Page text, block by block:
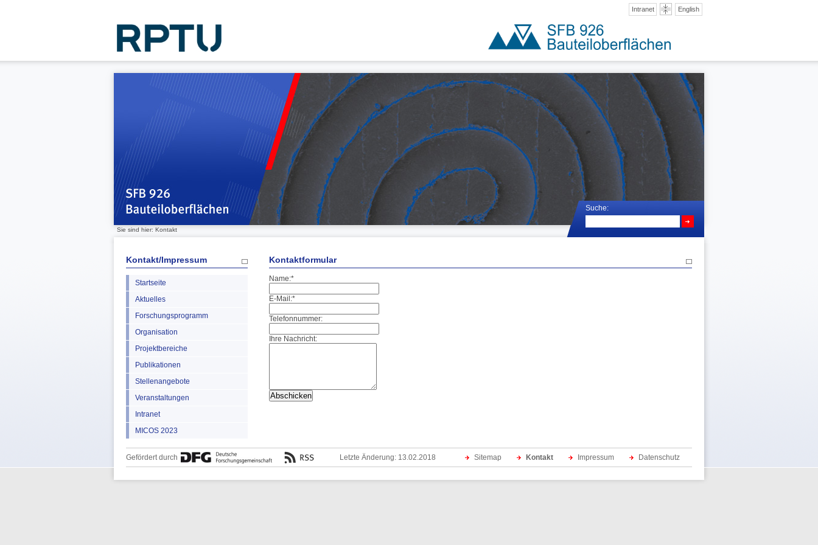
English
Intranet
Suche:
Sie sind hier: Kontakt
Kontakt/Impressum
Startseite
Aktuelles
Forschungsprogramm
Organisation
Projektbereiche
Publikationen
Stellenangebote
Veranstaltungen
Intranet
MICOS 2023
Kontaktformular
Name:*
E-Mail:*
Telefonnummer:
Ihre Nachricht:
Gefördert durch Sitemap Kontakt Impressum Datenschutz
Letzte Änderung: 13.02.2018